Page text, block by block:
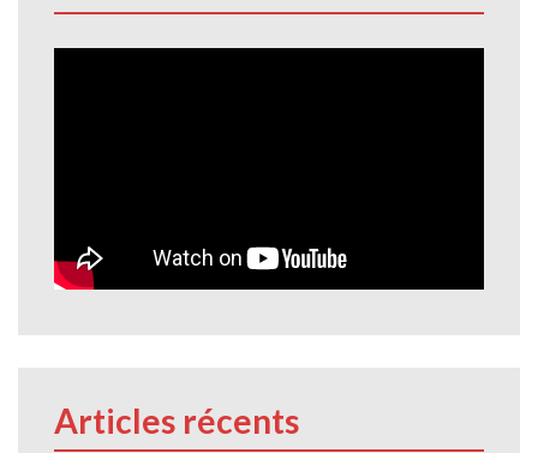
Articles récents